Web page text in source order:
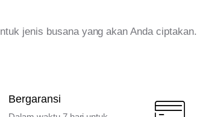
jenis busana yang akan Anda ciptakan.
Bergaransi